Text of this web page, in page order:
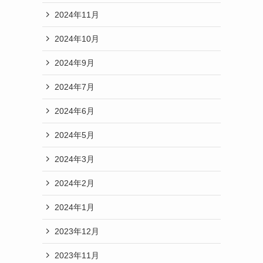
2024年11月
2024年10月
2024年9月
2024年7月
2024年6月
2024年5月
2024年3月
2024年2月
2024年1月
2023年12月
2023年11月